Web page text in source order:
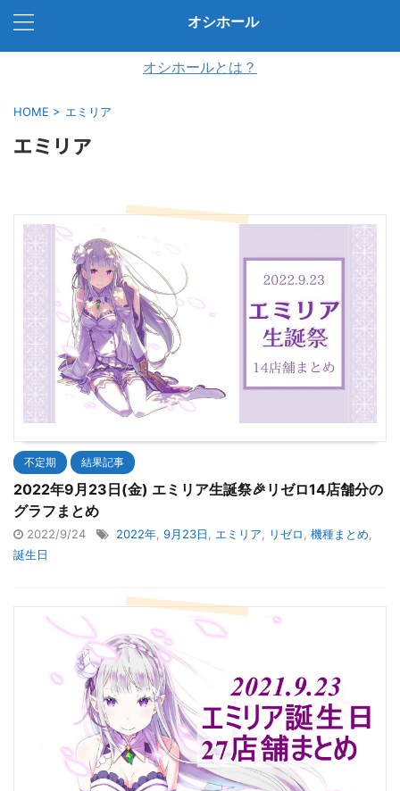
オシホール
オシホールとは？
HOME > エミリア
エミリア
不定期 結果記事
2022年9月23日(金) エミリア生誕祭🎉リゼロ14店舗分の
グラフまとめ
2022/9/24 2022年 9月23日 エミリア リゼロ 機種まとめ
誕生日